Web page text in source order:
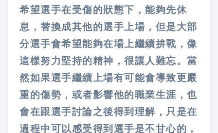
希望選手在受傷的狀態下，能夠先休
息，替換成其他的選手上場，但是大部
分選手會希望能夠在場上繼續拚戰，像
這樣努力堅持的精神，很讓人難忘。當
然如果選手繼續上場有可能會導致更嚴
重的傷勢，或者影響他的職業生涯，也
會在跟選手討論之後得到理解，只是在
過程中可以感受得到選手是不甘心的，